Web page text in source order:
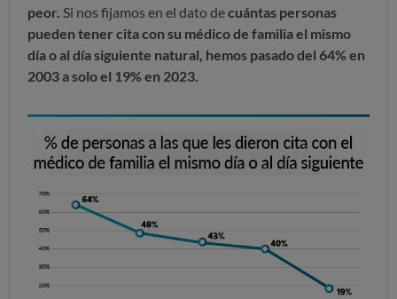
peor. Si nos fijamos en el dato decuántas personas
pueden tener cita con su médico de familia el mismo
día o al día siguiente natural, hemos pasado del 64% en
2003 a solo el 19% en 2023.